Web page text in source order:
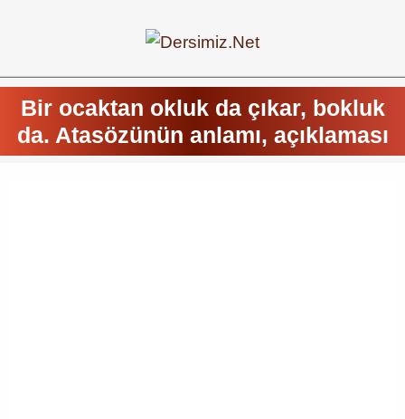
Bir ocaktan okluk da çıkar, bokluk
da. Atasözünün anlamı, açıklaması